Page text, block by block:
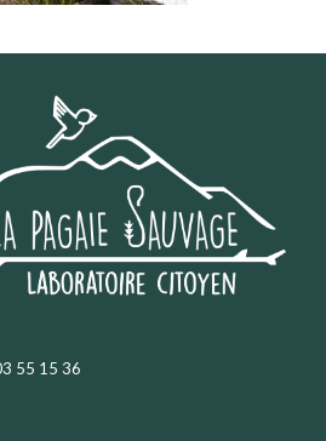
55 15 36